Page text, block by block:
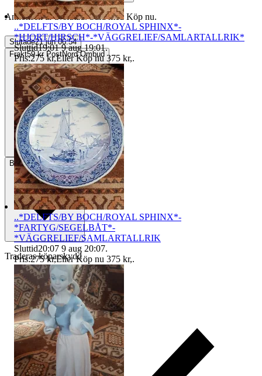
Annonsen är avslutad. Såld med Köp nu.
Slutade21 jun 06:54
Frakt59 kr PostNord Ombud
BetalningVia Tradera
Traderas köparskydd
..*DELFTS/BY BOCH/ROYAL SPHINX*-
*HJORT/HIRSCH*-*VÄGGRELIEF/SAMLARTALLRIK*
Sluttid19:01 9 aug 19:01.
Pris:275 kr,Eller Köp nu 375 kr,.
..*DELFTS/BY BOCH/ROYAL SPHINX*-
*FARTYG/SEGELBÅT*-
*VÄGGRELIEF/SAMLARTALLRIK
Sluttid20:07 9 aug 20:07.
Pris:275 kr,Eller Köp nu 375 kr,.